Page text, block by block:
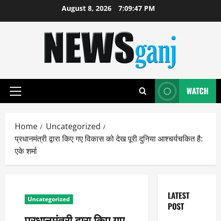
August 8, 2026 7:09:48 PM
Primary
WATCH
Home
Uncategorized
प्रधानमंत्री द्वारा किए गए विकास को देख पूरी दुनिया आश्चर्यचकित है:
एके शर्मा
Uncategorized
LATEST
POST